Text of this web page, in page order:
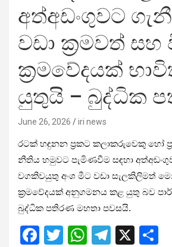
අත්අඩංගුවට
වඩා ක්‍රමවත්
ක්‍රමවේදයක්
යුතුයි – බුද්ධික
June 26, 2026 iri news
රටක් හඳුනන ප්‍රකට කලාකරුවෙකු හෝ
නීතිය හමුවට පැමිණවීම සඳහා
වගකිවයුතු අංශ මීට වඩා සැලකිලිමත්
ක්‍රමවේදයක් අනුගමනය කළ යුතු බව
බුද්ධික පතිරණ මහතා පවසයි.
F
T
W T
X